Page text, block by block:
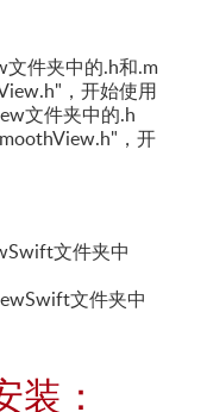
文件夹中的.h和.m
，开始使用
文件夹中的.h
，开
文件夹中
文件夹中
装：